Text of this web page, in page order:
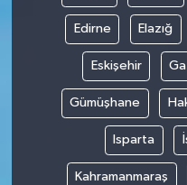
Edirne Elazığ
Eskişehir
Gümüşhane
Isparta
Kahramanmaraş